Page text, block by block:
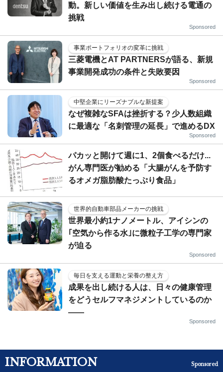
動。新しい価値を生み出し続ける電通の
挑戦
Sponsored
事業ポートフォリオの変革に挑戦
三菱電機とAT PARTNERSが語る、新規
事業開発成功の条件と失敗要因
Sponsored
中堅企業にリーズナブルな新提案
なぜ複雑なSFAは挫折する？少人数組織
に最適な「名刺管理の延長」で進めるDX
Sponsored
パカッと開けて週に1、2個食べるだけ...
がん専門医が勧める「大腸がんを予防す
るオメガ脂肪酸たっぷり食品」
世界的自動車部品メーカーの挑戦
世界最小約1ナノメートル、アイシンの
｢空気から作る水｣に微粒子工学の専門家
が迫る
Sponsored
毎日を支える運動と栄養の整え方
成果を出し続ける人は、日々の健康管理
をどうセルフマネジメントしているのか
——
Sponsored
INFORMATION Sponsored